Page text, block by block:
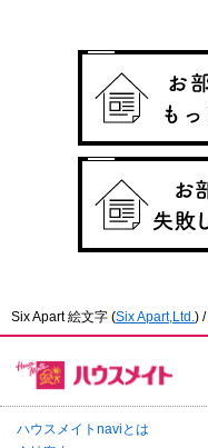
Six Apart 絵文字 (Six Apart,Ltd. ) /
ハウスメイトnaviとは